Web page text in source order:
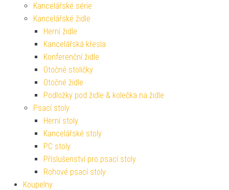
Kancelářské série
Kancelářské židle
Herní židle
Kancelářská křesla
Konferenční židle
Otočné stoličky
Otočné židle
Podložky pod židle & kolečka na židle
Psací stoly
Herní stoly
Kancelářské stoly
PC stoly
Příslušenství pro psací stoly
Rohové psací stoly
Koupelny